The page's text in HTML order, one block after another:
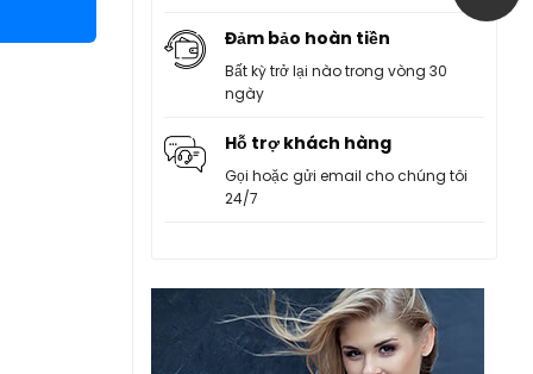
Đảm bảo hoàn tiền
Bất kỳ trở lại nào trong vòng 30
ngày
Hỗ trợ khách hàng
Gọi hoặc gửi email cho chúng tôi
24/7